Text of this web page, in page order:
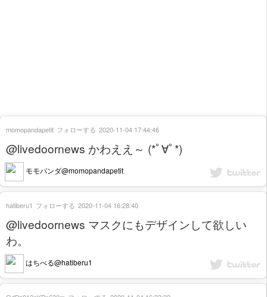
@livedoornews かわええ～ (*ﾟ∀ﾟ*)
モモパンダ@momopandapetit
momopandapetit フォローする 2020-11-04 17:44:46
@livedoornews マスクにもデザインして欲しい
わ。
はちべる@hatiberu1
hatiberu1 フォローする 2020-11-04 16:28:40